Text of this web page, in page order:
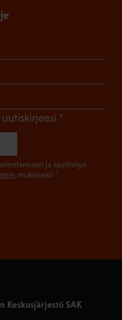
Keskusjärjestö SAK
(Pakollinen)
ja käsittelyn
mukaisesti *